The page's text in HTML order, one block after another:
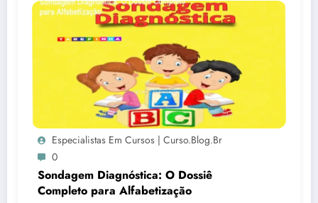
Especialistas Em Cursos | Curso.blog.br
0
Sondagem Diagnóstica: O Dossiê
Completo para Alfabetização